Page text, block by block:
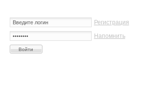
Регистрация
Напомнить